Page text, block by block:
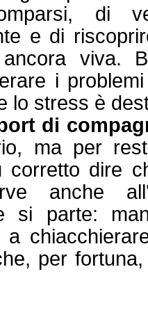
di
e di
viva.
i
lo stress è
di
ma per
corretto dire
anche
si parte:
a
per